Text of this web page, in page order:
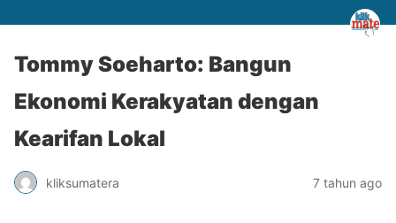
Tommy Soeharto: Bangun
Ekonomi Kerakyatan dengan
Kearifan Lokal
kliksumatera 7 tahun ago